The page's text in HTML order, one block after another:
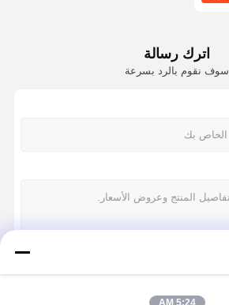
اترك رسالة
سوف نقوم بالرد بسرعة
5:24 AM